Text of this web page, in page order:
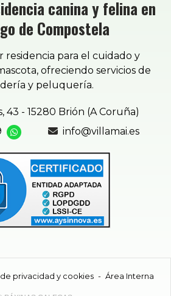
canina y felina en
de Compostela
residencia para el cuidado y
ofreciendo servicios de
y peluquería.
43 - 15280 Brión (A Coruña)
info@villamai.es
privacidad y cookies - Área Interna